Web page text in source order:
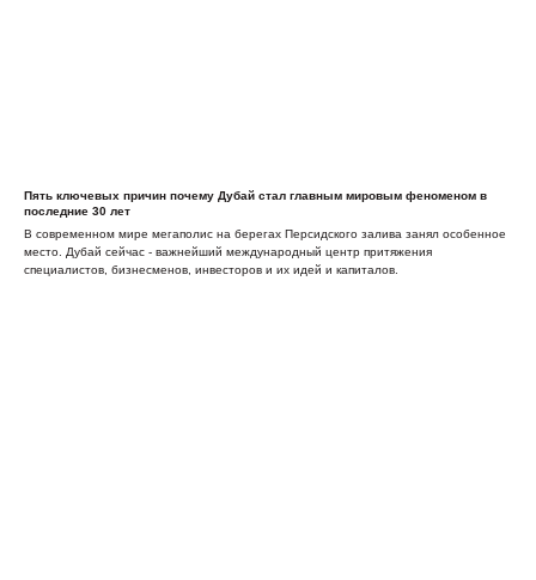
Пять ключевых причин почему Дубай стал главным мировым феноменом в
последние 30 лет
В современном мире мегаполис на берегах Персидского залива занял особенное
место. Дубай сейчас - важнейший международный центр притяжения
специалистов, бизнесменов, инвесторов и их идей и капиталов.